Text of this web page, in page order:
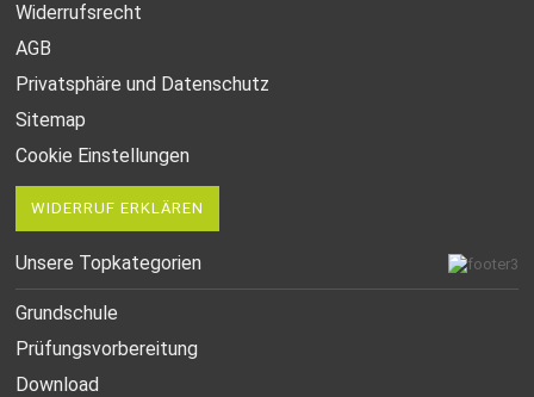
Widerrufsrecht
AGB
Privatsphäre und Datenschutz
Sitemap
Cookie Einstellungen
WIDERRUF ERKLÄREN
Unsere Topkategorien
Grundschule
Prüfungsvorbereitung
Download